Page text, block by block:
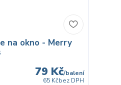
na okno - Merry
79 Kč/balení
65 Kčbez DPH